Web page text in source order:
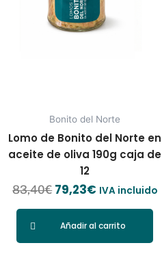
Bonito del Norte
Lomo de Bonito del Norte en
aceite de oliva 190g caja de
12
83,40€ 79,23€ IVA incluido
Añadir al carrito